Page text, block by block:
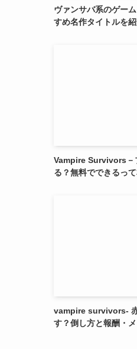
ヴァンサバ系のゲー
すめ名作タイトルを紹
Vampire Survivors－
る？無料でできるっ
vampire survivors-
す？倒し方と報酬・